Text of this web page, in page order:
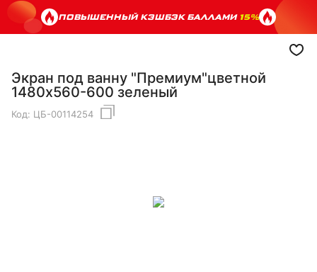
ПОВЫШЕННЫЙ КЭШБЭК БАЛЛАМИ15%
Экран под ванну "Премиум"цветной
1480х560-600 зеленый
Код: ЦБ-00114254